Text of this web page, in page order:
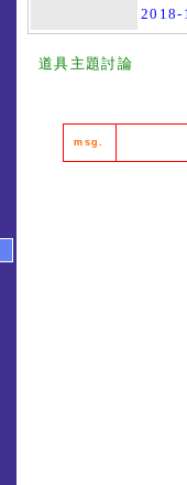
2018-
道具主題討論
msg.